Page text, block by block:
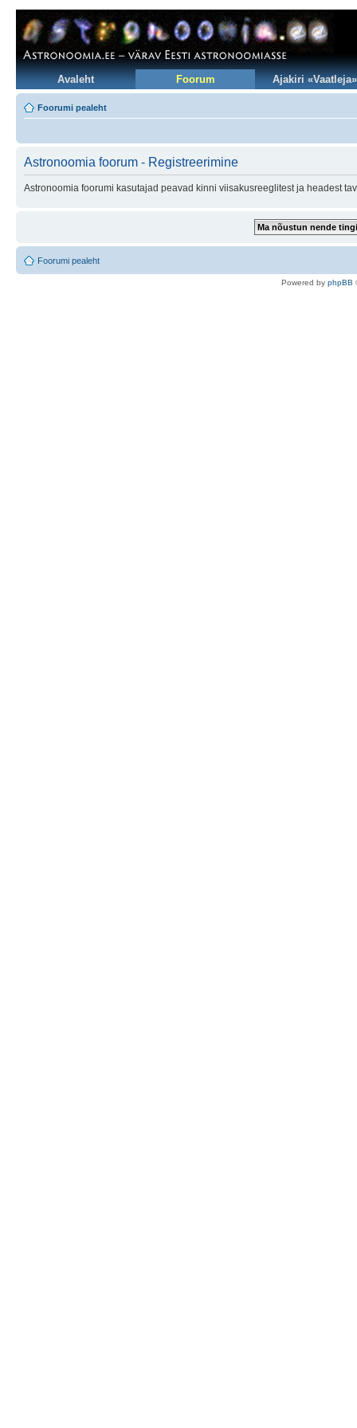
Avaleht Foorum Ajakiri «Vaatleja»
Foorumi pealeht
Astronoomia foorum - Registreerimine
Astronoomia foorumi kasutajad peavad kinni viisakusreeglitest ja headest
Foorumi pealeht
Powered by phpBB